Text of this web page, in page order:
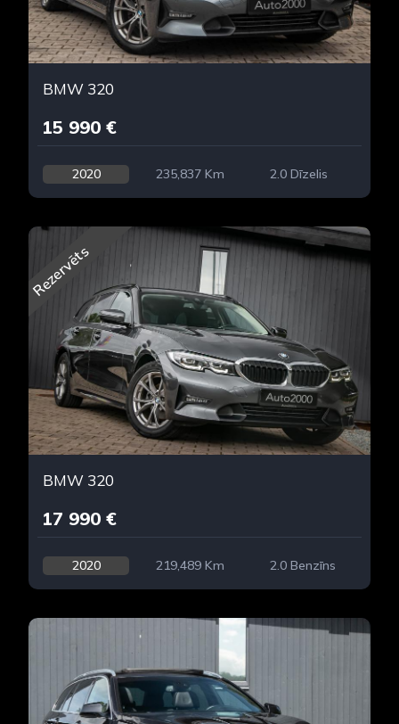
BMW 320
15 990 €
2020 235,837 Km 2.0 Dīzelis
Rezervēts
BMW 320
17 990 €
2020 219,489 Km 2.0 Benzīns